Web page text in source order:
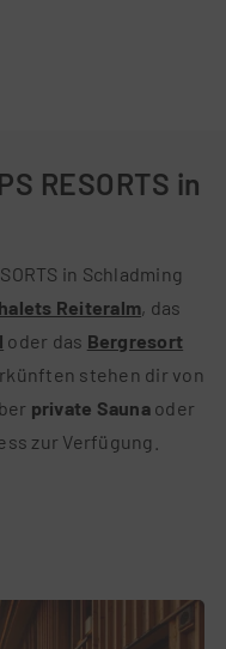
RESORTS in
in Schladming
Reiteralm, das
oder das Bergresort
stehen dir von
private Saunaoder
zur Verfügung.